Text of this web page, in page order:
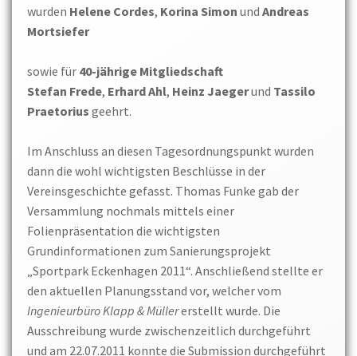
wurden Helene Cordes, Korina Simon und Andreas
Mortsiefer
sowie für 40-jährige Mitgliedschaft
Stefan Frede, Erhard Ahl, Heinz Jaegerund Tassilo
Praetorius geehrt.
Im Anschluss an diesen Tagesordnungspunkt wurden
dann die wohl wichtigsten Beschlüsse in der
Vereinsgeschichte gefasst. Thomas Funke gab der
Versammlung nochmals mittels einer
Folienpräsentation die wichtigsten
Grundinformationen zum Sanierungsprojekt
„Sportpark Eckenhagen 2011“. Anschließend stellte er
den aktuellen Planungsstand vor, welcher vom
Ingenieurbüro Klapp & Müllererstellt wurde. Die
Ausschreibung wurde zwischenzeitlich durchgeführt
und am 22.07.2011 konnte die Submission durchgeführt